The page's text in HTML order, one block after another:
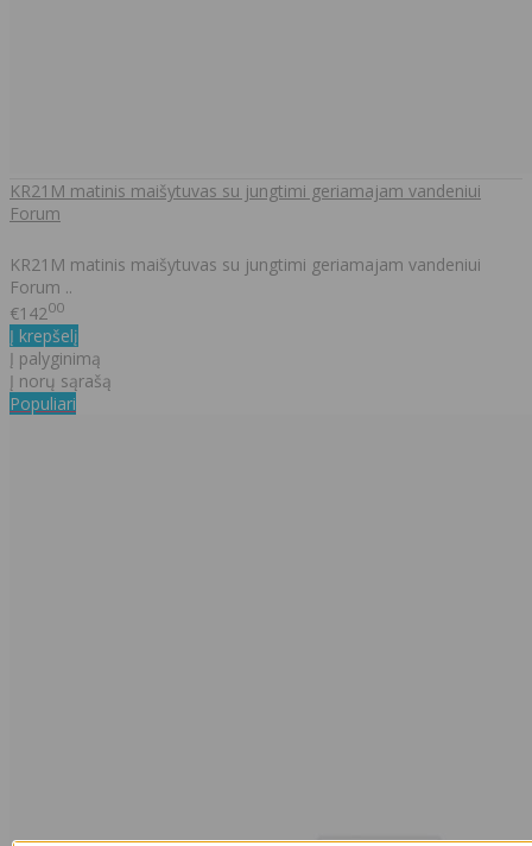
KR21M matinis maišytuvas su jungtimi geriamajam vandeniui
Forum
KR21M matinis maišytuvas su jungtimi geriamajam vandeniui
Forum ..
€14200
Į krepšelį
Į palyginimą
Į norų sąrašą
Populiari